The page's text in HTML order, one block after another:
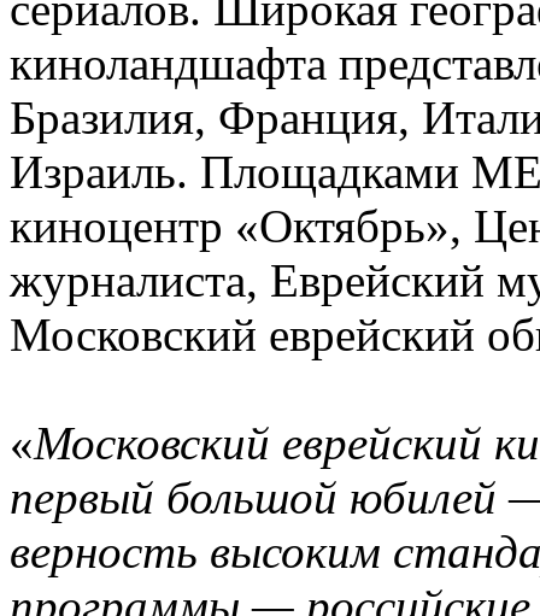
киноландшафта
Бразилия, Франция,
Израиль. Площадками
киноцентр «Октябрь»,
журналиста, Еврейский
Московский еврейский
«Московский еврейский
первый большой
верность высоким
программы —